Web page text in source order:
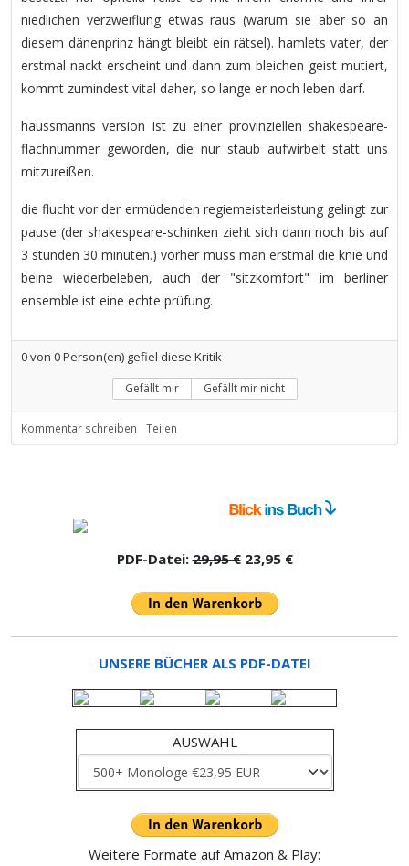
niedlichen verzweiflung etwas raus (warum sie aber so an
diesem dänenprinz hängt bleibt ein rätsel). hamlets vater, der
erstmal nackt erscheint und dann zum bleichen geist mutiert,
kommt zumindest vital daher, so lange er noch leben darf.
haussmanns version ist zu einer provinziellen shakespeare-
flachnummer geworden, die nur staub aufwirbelt statt uns
mitzureißen.
die flucht vor der ermüdenden regiemeisterleistung gelingt zur
pause (der shakespeare-schinken zieht sich dann noch bis auf
3 stunden 30 minuten.) vorher muss man erstmal die knie und
beine wiederbeleben, auch der "sitzkomfort" im berliner
ensemble ist eine echte prüfung.
0von 0Person(en) gefiel diese Kritik
Gefällt mir Gefällt mir nicht
Kommentar schreiben Teilen
PDF-Datei:29,95 €23,95 €
UNSERE BÜCHER ALS PDF-DATEI
AUSWAHL
Weitere Formate auf Amazon & Play: